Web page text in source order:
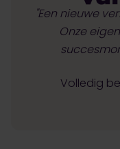
"Een nieuwe
Onze
Volledig